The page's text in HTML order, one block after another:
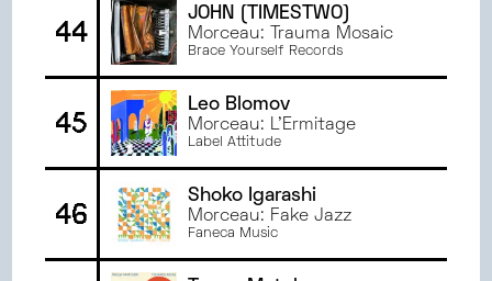
44
JOHN (TIMESTWO)
Morceau: Trauma Mosaic
Brace Yourself Records
45
Leo Blomov
Morceau: L'Ermitage
Label Attitude
46
Shoko Igarashi
Morceau: Fake Jazz
Faneca Music